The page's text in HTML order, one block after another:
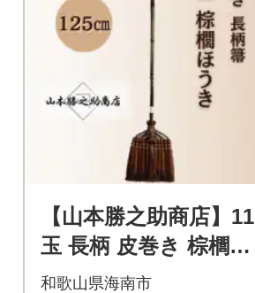
【山本勝之助商店】11
玉 長柄 皮巻き 棕櫚ほ
うき
和歌山県海南市